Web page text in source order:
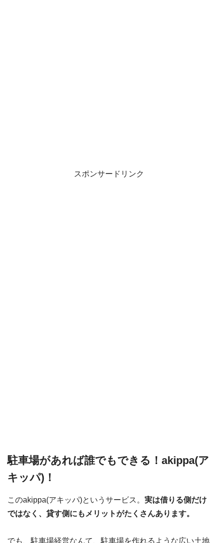
スポンサードリンク
駐車場があれば誰でもできる！akippa(ア
キッパ)！
このakippa(アキッパ)というサービス。 実は借りる側だけ
ではなく、貸す側にもメリットがたくさんあります。
でも、駐車場経営なんて、駐車場を作れるような広い土地